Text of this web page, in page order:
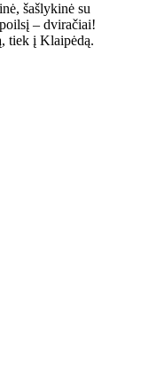
šašlykinė su
– dviračiai!
tiek į Klaipėdą.